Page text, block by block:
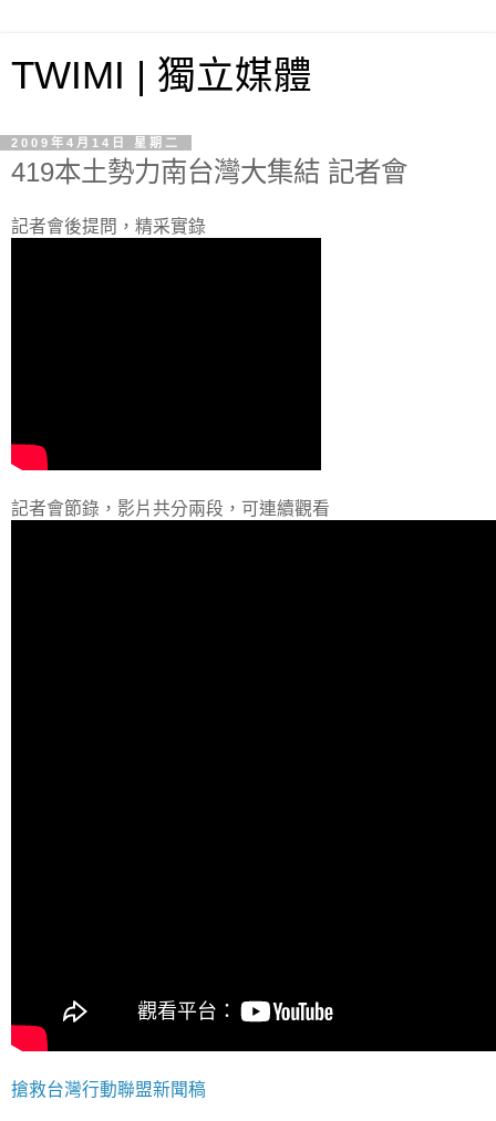
TWIMI | 獨立媒體
2009年4月14日 星期二
419本土勢力南台灣大集結 記者會
記者會後提問，精采實錄
記者會節錄，影片共分兩段，可連續觀看
搶救台灣行動聯盟新聞稿